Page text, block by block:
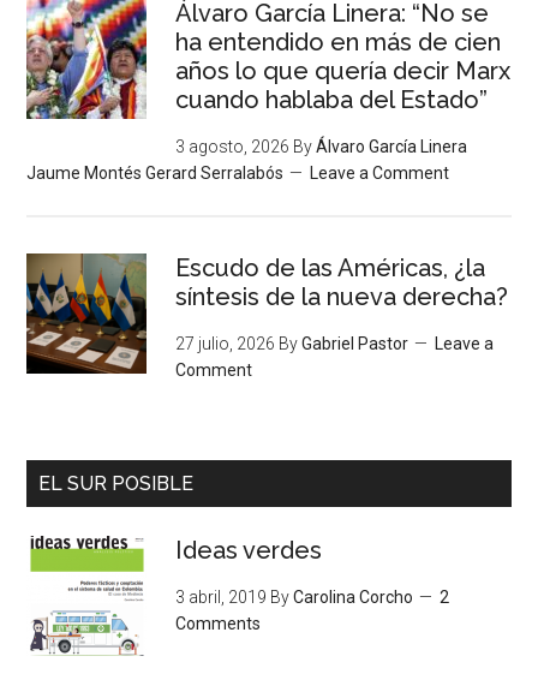
Álvaro García Linera: “No se
ha entendido en más de cien
años lo que quería decir Marx
cuando hablaba del Estado”
3 agosto, 2026 ByÁlvaro García Linera
Jaume Montés Gerard Serralabós
Leave a Comment
Escudo de las Américas, ¿la
síntesis de la nueva derecha?
27 julio, 2026 ByGabriel Pastor
Leave a
Comment
EL SUR POSIBLE
Ideas verdes
3 abril, 2019 ByCarolina Corcho
2
Comments